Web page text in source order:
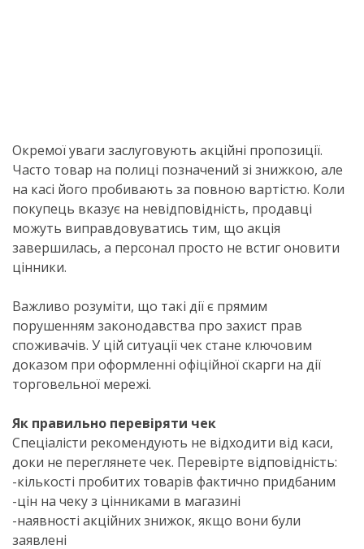
Окремої уваги заслуговують акційні пропозиції.
Часто товар на полиці позначений зі знижкою, але
на касі його пробивають за повною вартістю. Коли
покупець вказує на невідповідність, продавці
можуть виправдовуватись тим, що акція
завершилась, а персонал просто не встиг оновити
цінники.
Важливо розуміти, що такі дії є прямим
порушенням законодавства про захист прав
споживачів. У цій ситуації чек стане ключовим
доказом при оформленні офіційної скарги на дії
торговельної мережі.
Як правильно перевіряти чек
Спеціалісти рекомендують не відходити від каси,
доки не переглянете чек. Перевірте відповідність:
-кількості пробитих товарів фактично придбаним
-цін на чеку з цінниками в магазині
-наявності акційних знижок, якщо вони були
заявлені